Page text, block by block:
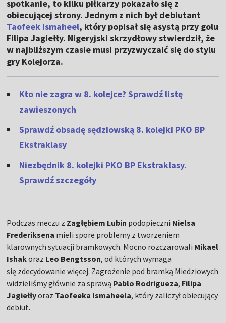
spotkanie, to kilku piłkarzy pokazało się z
obiecującej strony. Jednym z nich był debiutant
Taofeek Ismaheel, który popisał się asystą przy golu
Filipa Jagiełły. Nigeryjski skrzydłowy stwierdził, że
w najbliższym czasie musi przyzwyczaić się do stylu
gry Kolejorza.
Kto nie zagra w 8. kolejce? Sprawdź listę
zawieszonych
Sprawdź obsadę sędziowską 8. kolejki PKO BP
Ekstraklasy
Niezbędnik 8. kolejki PKO BP Ekstraklasy.
Sprawdź szczegóły
Podczas meczu z Zagłębiem Lubin podopieczni Nielsa
Frederiksena mieli spore problemy z tworzeniem
klarownych sytuacji bramkowych. Mocno rozczarowali Mikael
Ishakoraz Leo Bengtsson, od których wymaga
się zdecydowanie więcej. Zagrożenie pod bramką Miedziowych
widzieliśmy głównie za sprawą Pablo Rodrigueza, Filipa
Jagiełłyoraz Taofeeka Ismaheela, który zaliczył obiecujący
debiut.